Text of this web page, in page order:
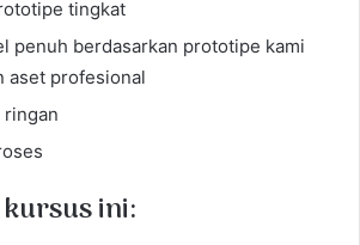
tingkat
penuh berdasarkan prototipe kami
aset profesional
ringan
ini: